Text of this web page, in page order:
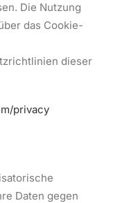
Die Nutzung
das Cookie-
dieser
privacy
Daten gegen